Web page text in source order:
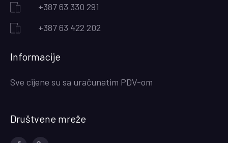
+387 63 330 291
+387 63 422 202
Informacije
Sve cijene su sa uračunatim PDV-om
Društvene mreže